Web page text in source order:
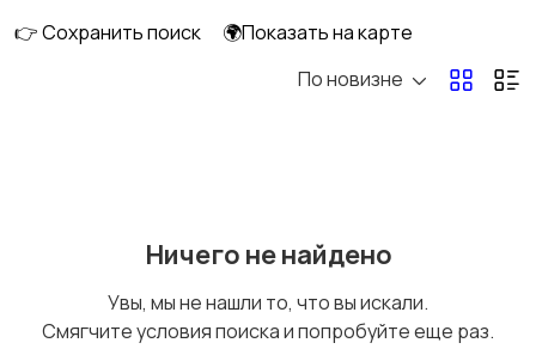
С/х животные
👉 Сохранить поиск
🌍Показать на карте
По новизне
Ничего не найдено
Увы, мы не нашли то, что вы искали.
Смягчите условия поиска и попробуйте еще раз.